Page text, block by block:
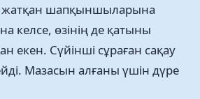
жатқан шапқыншыларына
келсе, өзінің де қатыны
екен. Сүйінші сұраған сақау
Мазасын алғаны үшін дүре